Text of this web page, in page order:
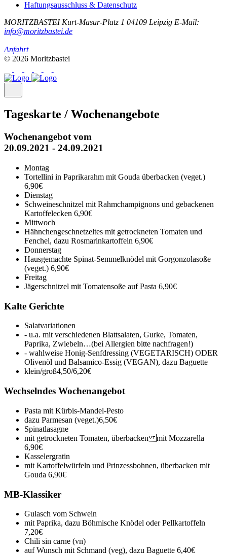
Haftungsausschluss & Datenschutz
MORITZBASTEI Kurt-Masur-Platz 1 04109 Leipzig E-Mail:
info@moritzbastei.de
Anfahrt
© 2026 Moritzbastei
Tageskarte / Wochenangebote
Wochenangebot vom
20.09.2021 - 24.09.2021
Montag
Tortellini in Paprikarahm mit Gouda überbacken (veget.)
6,90€
Dienstag
Schweineschnitzel mit Rahmchampignons und gebackenen
Kartoffelecken 6,90€
Mittwoch
Hähnchengeschnetzeltes mit getrockneten Tomaten und
Fenchel, dazu Rosmarinkartoffeln 6,90€
Donnerstag
Hausgemachte Spinat-Semmelknödel mit Gorgonzolasoße
(veget.) 6,90€
Freitag
Jägerschnitzel mit Tomatensoße auf Pasta 6,90€
Kalte Gerichte
Salatvariationen
- u.a. mit verschiedenen Blattsalaten, Gurke, Tomaten,
Paprika, Zwiebeln…(bei Allergien bitte nachfragen!)
- wahlweise Honig-Senfdressing (VEGETARISCH) ODER
Olivenöl und Balsamico-Essig (VEGAN), dazu Baguette
klein/groß4,50/6,20€
Wechselndes Wochenangebot
Pasta mit Kürbis-Mandel-Pesto
dazu Parmesan (veget.)6,50€
Spinatlasagne
mit getrockneten Tomaten, überbacken mit Mozzarella
6,90€
Kasselergratin
mit Kartoffelwürfeln und Prinzessbohnen, überbacken mit
Gouda 6,90€
MB-Klassiker
Gulasch vom Schwein
mit Paprika, dazu Böhmische Knödel oder Pellkartoffeln
7,20€
Chili sin carne (vn)
auf Wunsch mit Schmand (veg), dazu Baguette 6,40€